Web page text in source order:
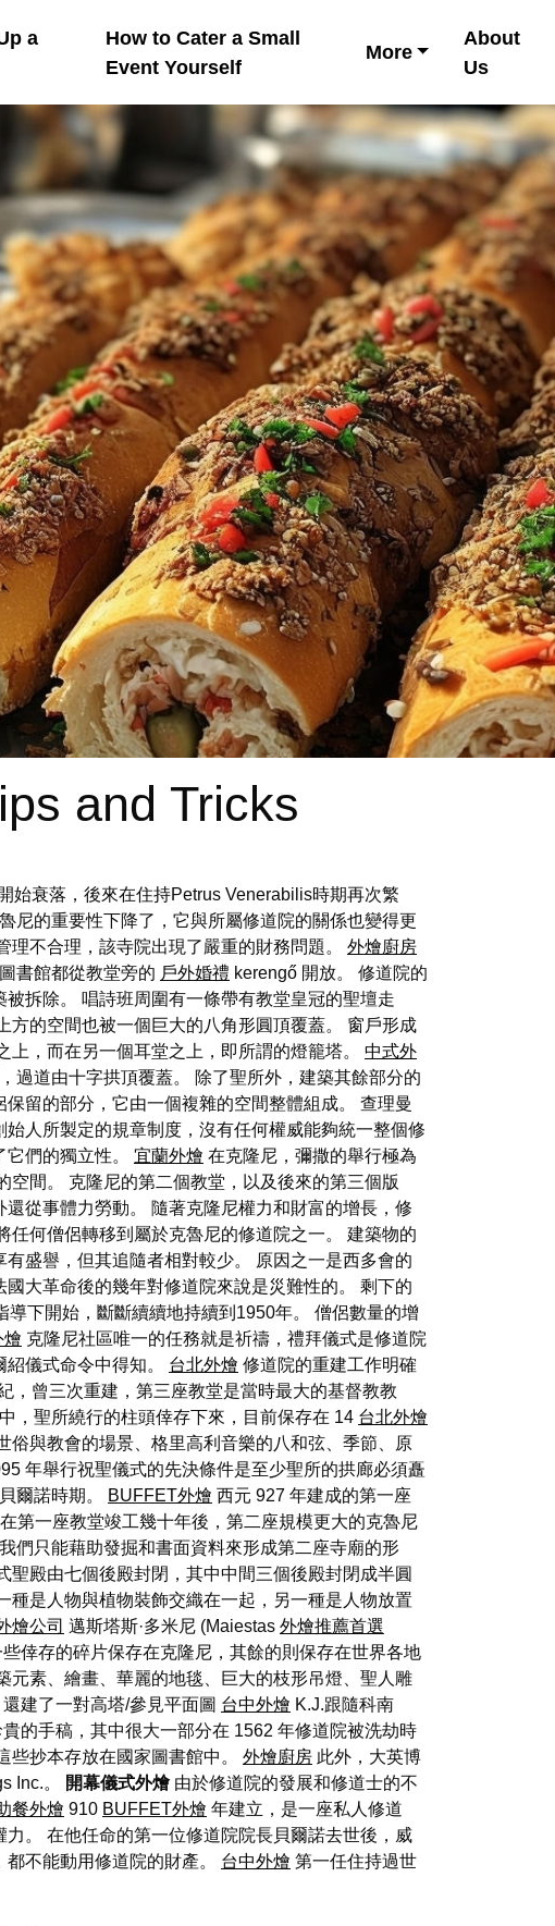
a
How to Cater a Small
Event Yourself
More
About
Us
and Tricks
始衰落，後來在住持Petrus Venerabilis時期再次繁
尼的重要性下降了，它與所屬修道院的關係也變得更
不合理，該寺院出現了嚴重的財務問題。 外燴廚房
書館都從教堂旁的 戶外婚禮 kerengő 開放。 修道院的
拆除。 唱詩班周圍有一條帶有教堂皇冠的聖壇走
的空間也被一個巨大的八角形圓頂覆蓋。 窗戶形成
上，而在另一個耳堂之上，即所謂的燈籠塔。 中式外
過道由十字拱頂覆蓋。 除了聖所外，建築其餘部分的
留的部分，它由一個複雜的空間整體組成。 查理曼
人所製定的規章制度，沒有任何權威能夠統一整個修
們的獨立性。 宜蘭外燴 在克隆尼，彌撒的舉行極為
間。 克隆尼的第二個教堂，以及後來的第三個版
從事體力勞動。 隨著克隆尼權力和財富的增長，修
任何僧侶轉移到屬於克魯尼的修道院之一。 建築物的
盛譽，但其追隨者相對較少。 原因之一是西多會的
大革命後的幾年對修道院來說是災難性的。 剩下的
下開始，斷斷續續地持續到1950年。 僧侶數量的增
燴 克隆尼社區唯一的任務就是祈禱，禮拜儀式是修道院
儀式命令中得知。 台北外燴 修道院的重建工作明確
，曾三次重建，第三座教堂是當時最大的基督教教
，聖所繞行的柱頭倖存下來，目前保存在 14 台北外燴
與教會的場景、格里高利音樂的八和弦、季節、原
年舉行祝聖儀式的先決條件是至少聖所的拱廊必須矗
爾諾時期。 BUFFET外燴 西元 927 年建成的第一座
第一座教堂竣工幾十年後，第二座規模更大的克魯尼
我們只能藉助發掘和書面資料來形成第二座寺廟的形
殿由七個後殿封閉，其中中間三個後殿封閉成半圓
是人物與植物裝飾交織在一起，另一種是人物放置
燴公司 邁斯塔斯·多米尼 (Maiestas 外燴推薦首選
倖存的碎片保存在克隆尼，其餘的則保存在世界各地
元素、繪畫、華麗的地毯、巨大的枝形吊燈、聖人雕
建了一對高塔/參見平面圖 台中外燴 K.J.跟隨科南
的手稿，其中很大一部分在 1562 年修道院被洗劫時
些抄本存放在國家圖書館中。 外燴廚房 此外，大英博
Inc.。
開幕儀式外燴由於修道院的發展和修道士的不
餐外燴 910 BUFFET外燴 年建立，是一座私人修道
。 在他任命的第一位修道院院長貝爾諾去世後，威
不能動用修道院的財產。 台中外燴 第一任住持過世